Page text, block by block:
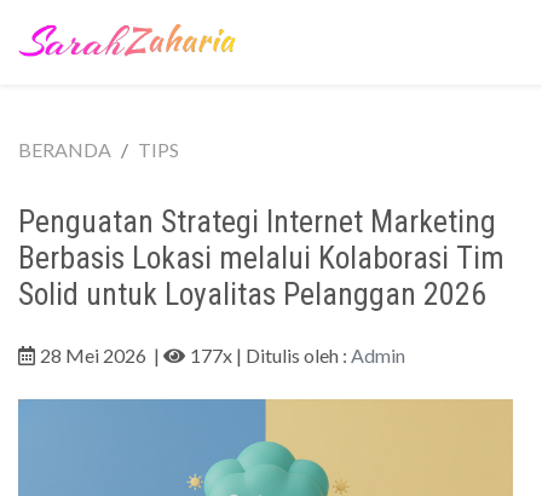
BERANDA TIPS
Penguatan Strategi Internet Marketing
Berbasis Lokasi melalui Kolaborasi Tim
Solid untuk Loyalitas Pelanggan 2026
28 Mei 2026 | 177x | Ditulis oleh : Admin